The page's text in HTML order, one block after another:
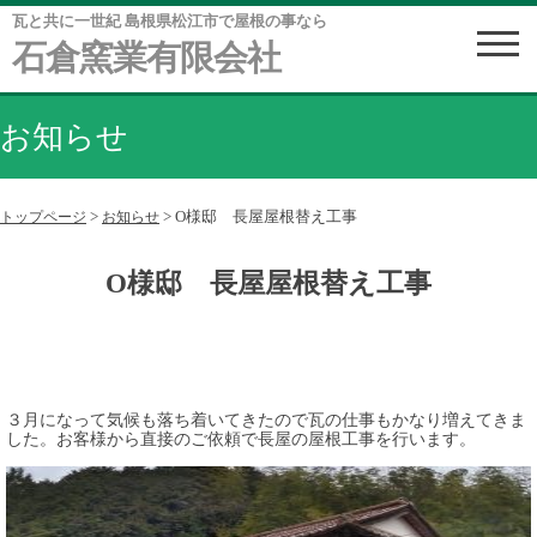
瓦と共に一世紀 島根県松江市で屋根の事なら
石倉窯業有限会社
お知らせ
トップページ > お知らせ > O様邸 長屋屋根替え工事
O様邸 長屋屋根替え工事
３月になって気候も落ち着いてきたので瓦の仕事もかなり増えてきま
した。お客様から直接のご依頼で長屋の屋根工事を行います。